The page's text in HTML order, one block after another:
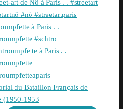
à Paris . .
#schtro
du Bataillon Français de
(1950-1953